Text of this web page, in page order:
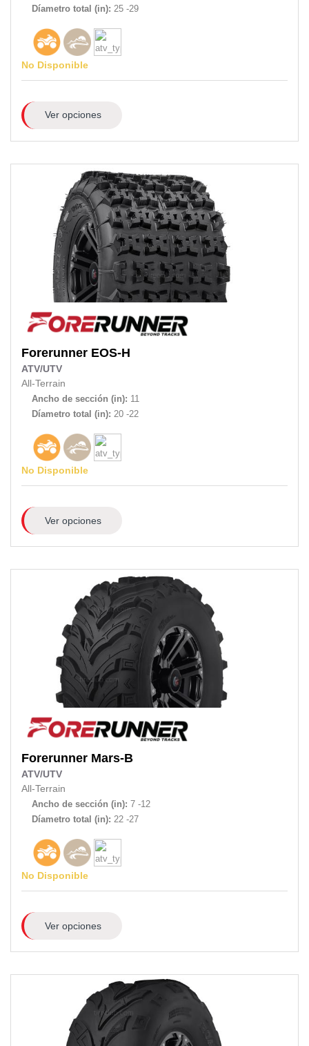
Díametro total (in): 25 -29
No Disponible
Ver opciones
Forerunner EOS-H
ATV/UTV
All-Terrain
Ancho de sección (in): 11
Díametro total (in): 20 -22
No Disponible
Ver opciones
Forerunner Mars-B
ATV/UTV
All-Terrain
Ancho de sección (in): 7 -12
Díametro total (in): 22 -27
No Disponible
Ver opciones